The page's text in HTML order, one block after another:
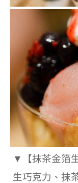
▼【抹茶金箔
生巧克力、抹